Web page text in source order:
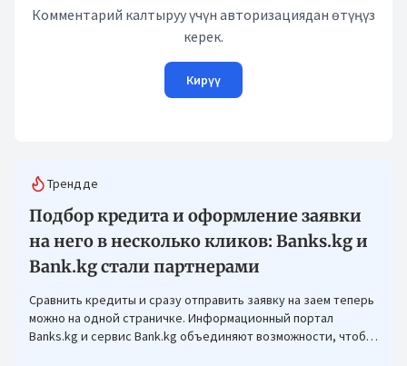
Комментарий калтыруу үчүн авторизациядан өтүңүз
керек.
Кирүү
Трендде
Подбор кредита и оформление заявки
на него в несколько кликов: Banks.kg и
Bank.kg стали партнерами
Сравнить кредиты и сразу отправить заявку на заем теперь
можно на одной страничке. Информационный портал
Banks.kg и сервис Bank.kg объединяют возможности, чтобы